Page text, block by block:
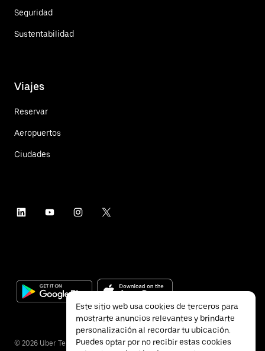
Seguridad
Sustentabilidad
Viajes
Reservar
Aeropuertos
Ciudades
© 2026 Uber Technologies Inc.
Este sitio web usa cookies de terceros para
mostrarte anuncios relevantes y brindarte
personalización al recordar tu ubicación.
Puedes optar por no recibir estas cookies